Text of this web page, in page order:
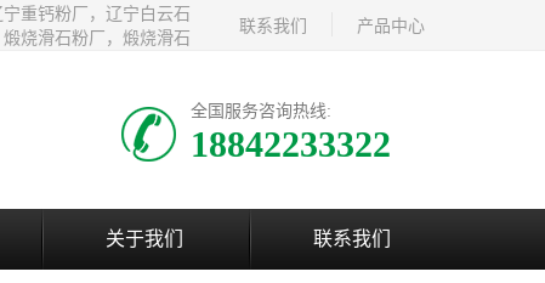
重钙粉厂，辽宁白云石
烧滑石粉厂，煅烧滑石
联系我们 产品中心
全国服务咨询热线:
18842233322
关于我们 联系我们